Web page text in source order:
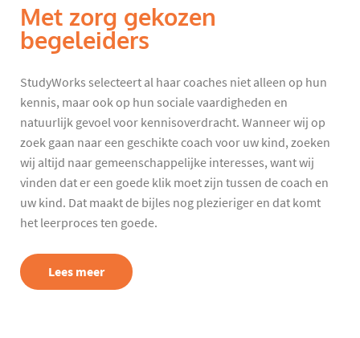
Met zorg gekozen
begeleiders
StudyWorks selecteert al haar coaches niet alleen op hun
kennis, maar ook op hun sociale vaardigheden en
natuurlijk gevoel voor kennisoverdracht. Wanneer wij op
zoek gaan naar een geschikte coach voor uw kind, zoeken
wij altijd naar gemeenschappelijke interesses, want wij
vinden dat er een goede klik moet zijn tussen de coach en
uw kind. Dat maakt de bijles nog plezieriger en dat komt
het leerproces ten goede.
Lees meer